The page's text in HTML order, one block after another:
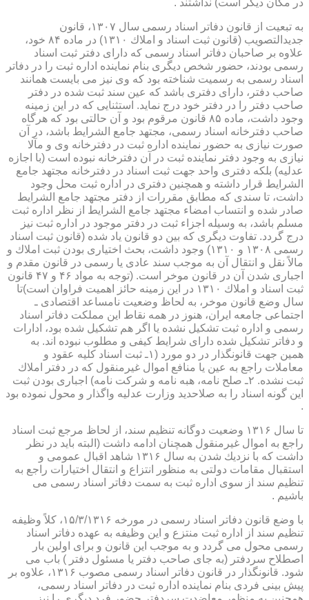
در مكان دیگر است) نداشتند .
به تبعیت از قانون دفاتر اسناد رسمی سال ۱۳۰۷، قانون
جدیدالتصویب (قانون ثبت اسناد و املاك ۱۳۱۰) در ماده ۸۴ خود،
علاوه بر صاحبان دفاتر اسناد رسمی كه دارای دفتر ثبت اسناد
رسمی بودند، حضور شخص دیگری بنام نماینده اداره ثبت را در دفاتر
اسناد رسمی به رسمیت شناخته بود كه وی نیز می بایست همانند
صاحب دفتر، دارای دفتری باشد كه عین سند ثبت شده در دفتر
صاحب دفتر را در دفتر خود درج نماید. استثنایی كه در این زمینه
وجود داشت، ماده ۸۵ قانون مرقوم بود و آن حالتی بود كه هرگاه
صاحب دفترخانه اسناد رسمی، مجتهد جامع الشرایط باشد، در آن
صورت نیازی به حضور نماینده اداره ثبت در دفترخانه وی و مآلا
نیازی به وجود دفتر نماینده ثبت در آن دفترخانه نبوده است (با اجازه
عدلیه) بلكه دفتری واحد جهت ثبت اسناد در دفترخانه مجتهد جامع
الشرایط قرار داشته و همچنین دفتری در اداره ثبت محل وجود
داشت، تا سندی كه مطابق مقررات از دفتر مجتهد جامع الشرایط
صادر شده و انتساب امضاء مجتهد جامع الشرایط از نظر اداره ثبت
مسلم باشد، به وسیله اجزاء ثبت در دفتر موجود در اداره ثبت نیز
درج گردد. تفاوت دیگری كه بین دو قانون یاد شده (قانون ثبت اسناد
رسمی ۱۳۰۸ و ۱۳۱۰) وجود داشت، بحث اختیاری بودن ثبت املاك و
مالاً نقل و انتقال آن به موجب سند عادی یا رسمی در قانون مقدم و
اجباری شدن آن در قانون موخر است. (توجه به مواد ۴۶ و ۴۷ قانون
ثبت اسناد و املاك ۱۳۱۰ در این زمینه حائز اهمیت فراوان است)تا
سال وضع قانون موخر، به لحاظ وضعیت نامساعد اقتصادی ـ
اجتماعی جامعه ایران، هنوز در همه نقاط این مملكت دفاتر اسناد
رسمی و اداره ثبت تشكیل نشده یا اگر هم تشكیل شده بود، ادارات
و دفاتر تشكیل شده دارای شرایط كیفی و مطلوب نبوده اند. به
همین جهت قانونگذار در دو مورد (۱ـ ثبت اسناد كلیه عقود و
معاملات راجع به عین یا منافع اموال غیرمنقول كه در دفتر املاك
ثبت نشده. ۲ـ صلح نامه، هبه نامه و شركت نامه) اجباری بودن ثبت
این گونه اسناد را به صلاحدید وزارت عدلیه واگذار و محول نموده بود
.
تا سال ۱۳۱۶ وضعیت دوگانه تنظیم سند، از لحاظ مرجع ثبت اسناد
راجع به اموال غیرمنقول همچنان ادامه داشت (البته باید در نظر
داشت كه با نزدیك شدن به سال ۱۳۱۶ شاهد اقبال عمومی و
استقبال مقامات دولتی به منظور انتزاع و انتقال اختیارات راجع به
تنظیم سند از سوی اداره ثبت به سمت دفاتر اسناد رسمی می
باشیم .
با وضع قانون دفاتر اسناد رسمی در مورخه ۱۵/۳/۱۳۱۶، كلاً وظیفه
تنظیم سند از اداره ثبت منتزع و این وظیفه به عهده دفاتر اسناد
رسمی محول می گردد و به موجب این قانون و برای اولین بار
اصطلاح سردفتر (به جای صاحب دفتر یا مسئول دفتر ) باب می
شود. قانونگذار در قانون دفاتر اسناد رسمی مصوب ۱۳۱۶، علاوه بر
پیش بینی فردی بنام نماینده اداره ثبت در دفاتر اسناد رسمی،